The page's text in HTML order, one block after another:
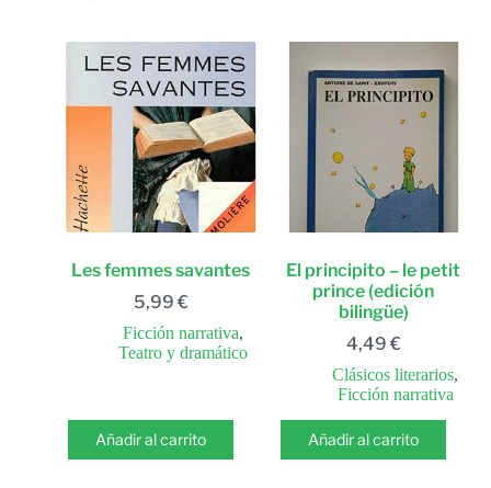
Les femmes savantes
5,99 €
Ficción narrativa,
Teatro y dramático
Añadir al carrito
El principito – le petit
prince (edición
bilingüe)
4,49 €
Clásicos literarios,
Ficción narrativa
Añadir al carrito